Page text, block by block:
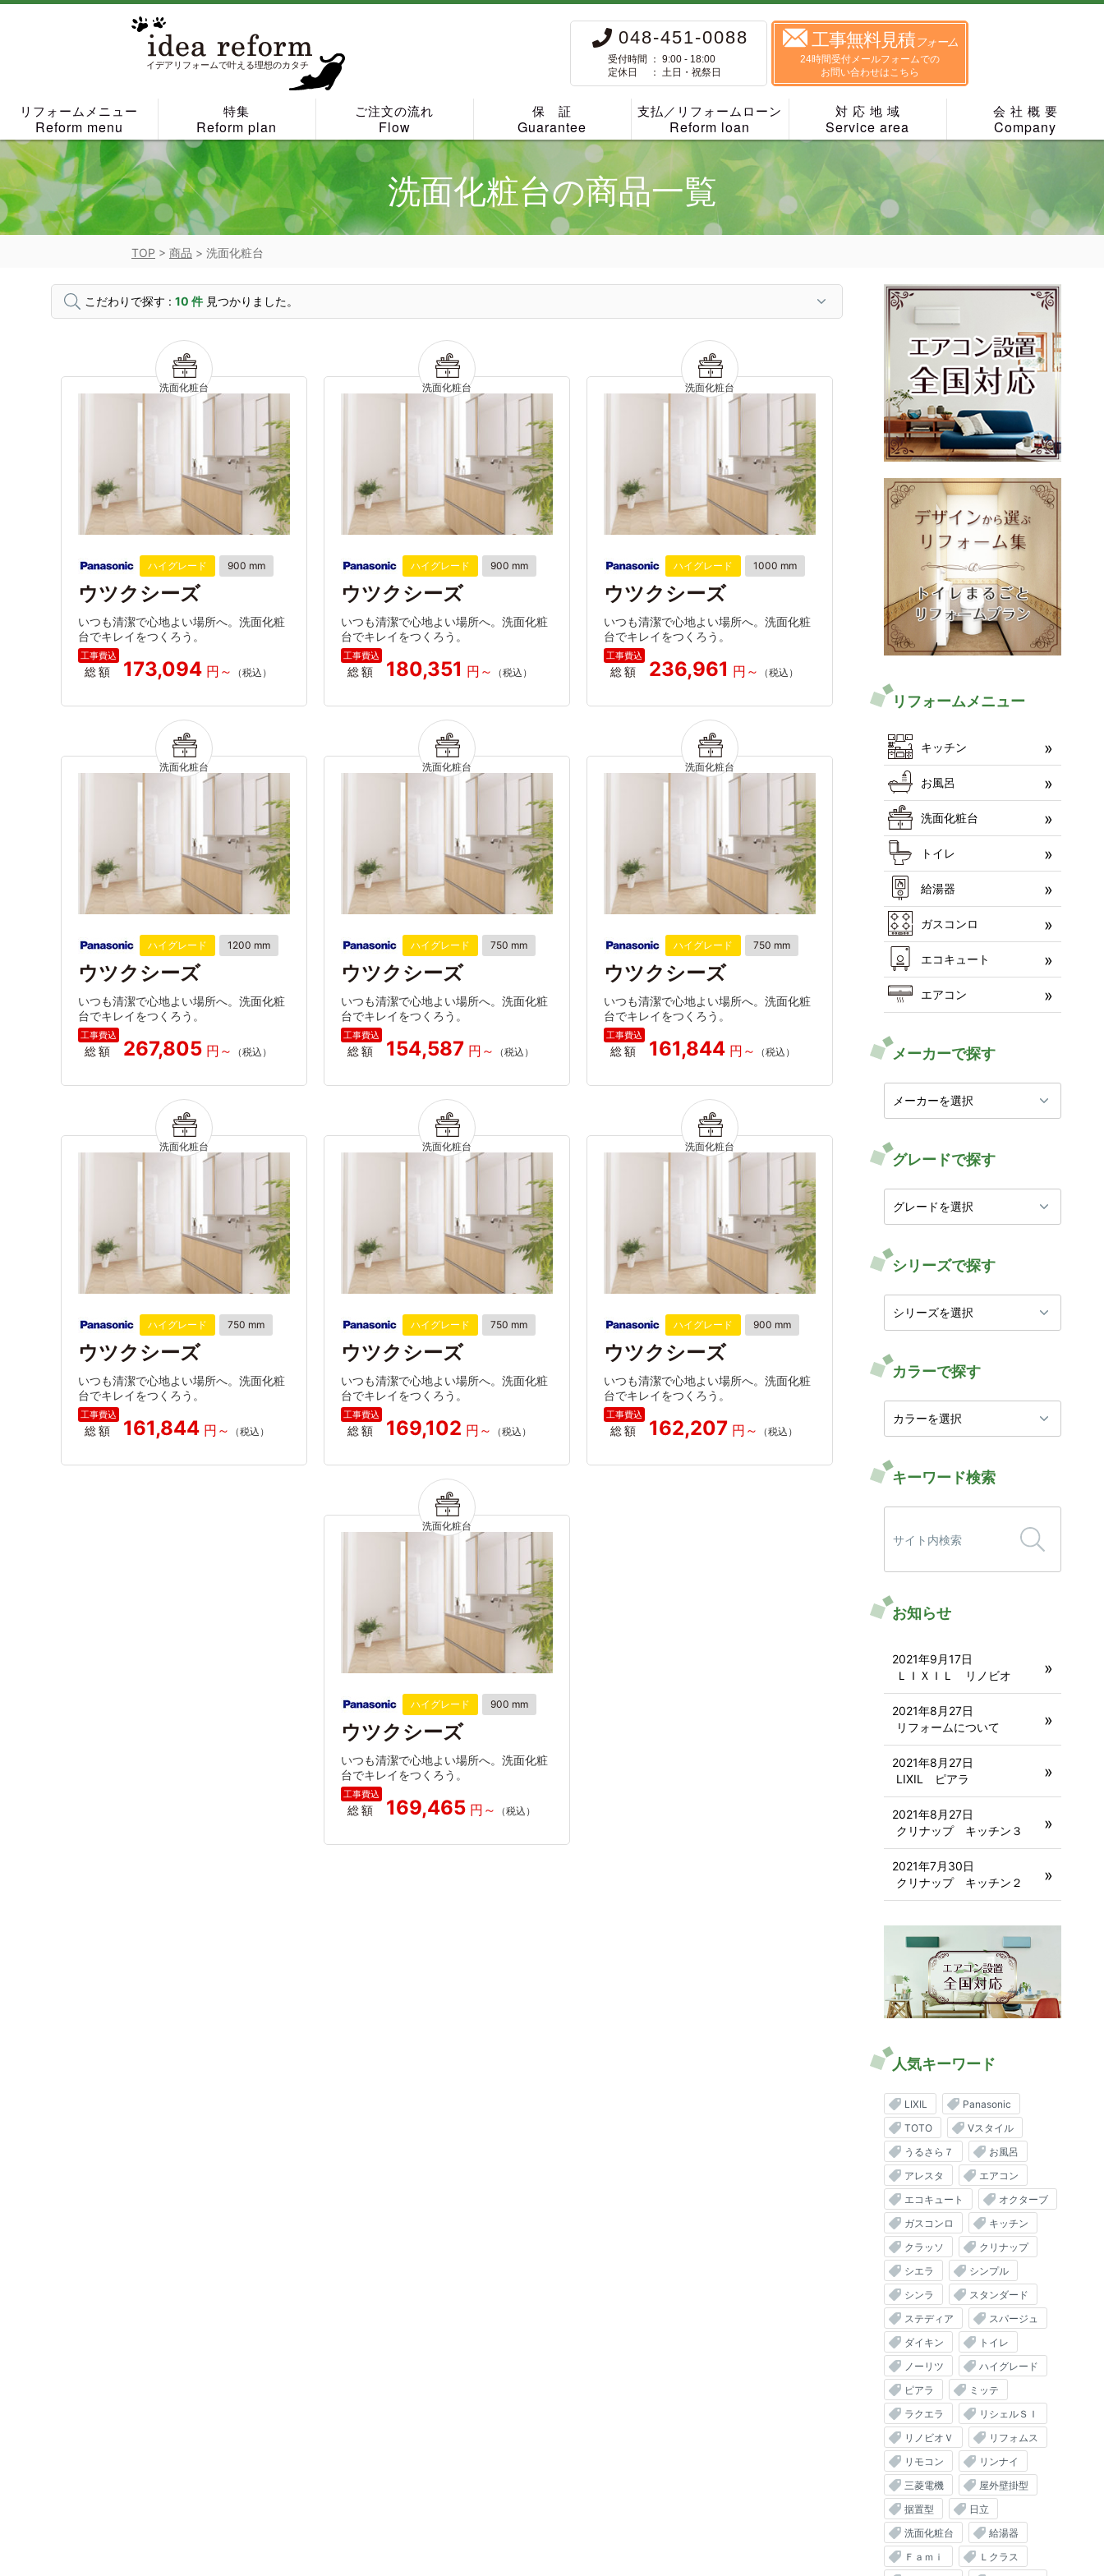
Skip
イデアリフォームで叶える理想のカタチ
048-451-0088
受付時間 ： 9:00 - 18:00
定休日 ： 土日・祝祭日
工事無料見積フォーム
24時間受付メールフォームでの
お問い合わせはこちら
リフォームメニュー
Reform menu
特集
Reform plan
ご注文の流れ
Flow
保 証
Guarantee
支払／リフォームローン
Reform loan
対 応 地 域
Service area
会 社 概 要
Company
洗面化粧台の商品一覧
TOP > 商品 > 洗面化粧台
こだわりで探す : 10 件 見つかりました。
ハイグレード 900 mm
ウツクシーズ
いつも清潔で心地よい場所へ。洗面化粧
台でキレイをつくろう。
総額 173,094
ハイグレード 900 mm
ウツクシーズ
いつも清潔で心地よい場所へ。洗面化粧
台でキレイをつくろう。
総額 180,351
ハイグレード 1000 mm
ウツクシーズ
いつも清潔で心地よい場所へ。洗面化粧
台でキレイをつくろう。
総額 236,961
ハイグレード 1200 mm
ウツクシーズ
いつも清潔で心地よい場所へ。洗面化粧
台でキレイをつくろう。
総額 267,805
ハイグレード 750 mm
ウツクシーズ
いつも清潔で心地よい場所へ。洗面化粧
台でキレイをつくろう。
総額 154,587
ハイグレード 750 mm
ウツクシーズ
いつも清潔で心地よい場所へ。洗面化粧
台でキレイをつくろう。
総額 161,844
ハイグレード 750 mm
ウツクシーズ
いつも清潔で心地よい場所へ。洗面化粧
台でキレイをつくろう。
総額 161,844
ハイグレード 750 mm
ウツクシーズ
いつも清潔で心地よい場所へ。洗面化粧
台でキレイをつくろう。
総額 169,102
ハイグレード 900 mm
ウツクシーズ
いつも清潔で心地よい場所へ。洗面化粧
台でキレイをつくろう。
総額 162,207
ハイグレード 900 mm
ウツクシーズ
いつも清潔で心地よい場所へ。洗面化粧
台でキレイをつくろう。
総額 169,465
リフォームメニュー
キッチン
お風呂
洗面化粧台
トイレ
給湯器
ガスコンロ
エコキュート
エアコン
メーカーで探す
グレードで探す
シリーズで探す
カラーで探す
キーワード検索
お知らせ
ＬＩＸＩＬ リノビオ
2021年9月17日
リフォームについて
2021年8月27日
LIXIL ピアラ
2021年8月27日
クリナップ キッチン３
2021年8月27日
クリナップ キッチン２
2021年7月30日
人気キーワード
LIXIL
Panasonic
TOTO
Vスタイル
うるさら７
お風呂
アレスタ
エアコン
エコキュート
オクターブ
ガスコンロ
キッチン
クラッソ
クリナップ
シエラ
シンプル
シンラ
スタンダード
ステディア
スパージュ
ダイキン
トイレ
ノーリツ
ハイグレード
ピアラ
ミッテ
ラクエラ
リシェルＳＩ
リノビオＶ
リフォムス
リモコン
リンナイ
三菱電機
屋外壁掛型
据置型
日立
洗面化粧台
給湯器
Ｆａｍｉ
Ｌクラス